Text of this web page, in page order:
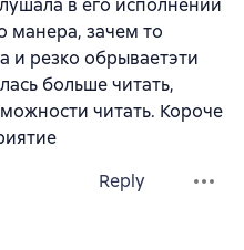
в его исполнении
манера, зачем то
и резко обрываетэти
больше читать,
читать. Короче
Reply